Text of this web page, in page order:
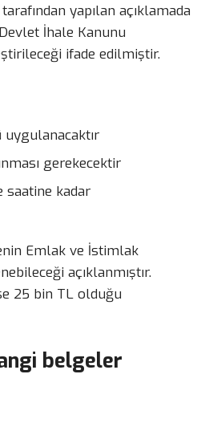
yapılan açıklamada
İhale Kanunu
ifade edilmiştir.
gerekecektir
saatine kadar
Emlak ve İstimlak
açıklanmıştır.
25 bin TL olduğu
belgeler